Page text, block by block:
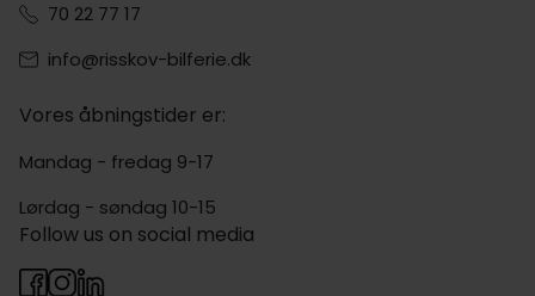
70 22 77 17
info@risskov-bilferie.dk
Vores åbningstider er:
Mandag - fredag 9-17
Lørdag - søndag 10-15
Follow us on social media